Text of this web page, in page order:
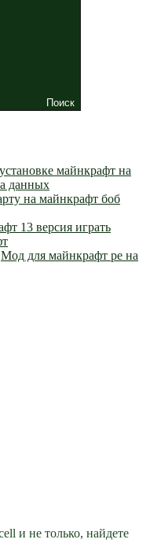
Поиск
майнкрафт на
данных
на майнкрафт боб
13 версия играть
Мод для майнкрафт pe на
и не только, найдете